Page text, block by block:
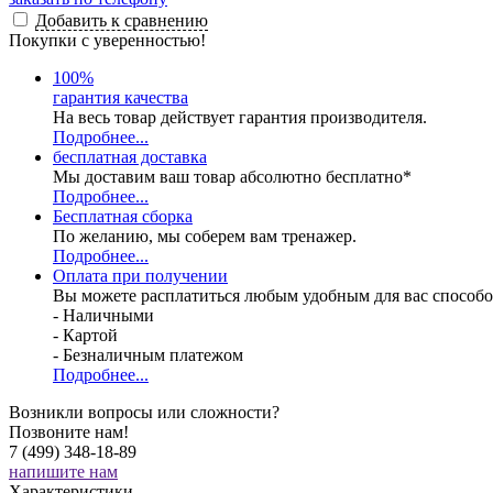
Добавить к сравнению
Покупки с уверенностью!
100%
гарантия качества
На весь товар действует гарантия производителя.
Подробнее...
бесплатная доставка
Мы доставим ваш товар абсолютно бесплатно*
Подробнее...
Бесплатная сборка
По желанию, мы соберем вам тренажер.
Подробнее...
Оплата при получении
Вы можете расплатиться любым удобным для вас
- Наличными
- Картой
- Безналичным платежом
Подробнее...
Возникли вопросы или сложности?
Позвоните нам!
7 (499) 348-18-89
напишите нам